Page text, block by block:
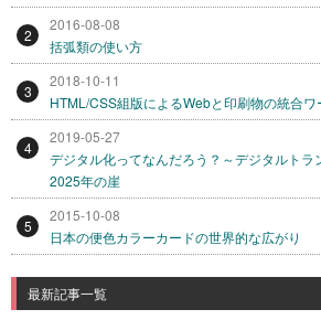
2
2016-08-08
括弧類の使い方
3
2018-10-11
HTML/CSS組版によるWebと印刷物の統合ワ
4
2019-05-27
デジタル化ってなんだろう？～デジタルトラ
2025年の崖
5
2015-10-08
日本の便色カラーカードの世界的な広がり
最新記事一覧